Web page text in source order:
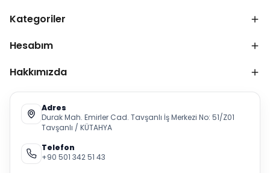
Kategoriler
Hesabım
Hakkımızda
Adres
Durak Mah. Emirler Cad. Tavşanlı İş Merkezi No: 51/Z01
Tavşanlı / KÜTAHYA
Telefon
+90 501 342 51 43